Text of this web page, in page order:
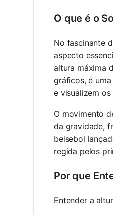
O que é o
No fascinante
aspecto
altura máxima
gráficos, é
e visualizem
O movimento
da gravidade,
beisebol
regida pelos
Por que
Entender a